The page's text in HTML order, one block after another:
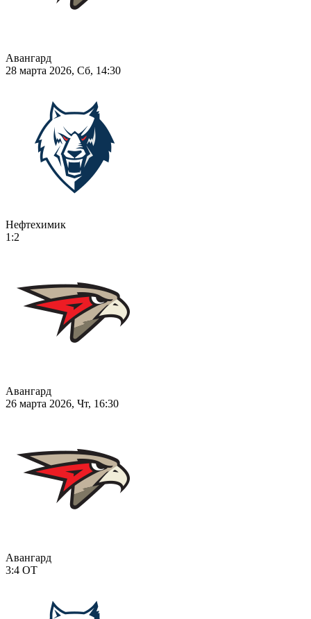
Авангард
28 марта 2026, Сб, 14:30
Нефтехимик
1:2
Авангард
26 марта 2026, Чт, 16:30
Авангард
3:4 ОТ